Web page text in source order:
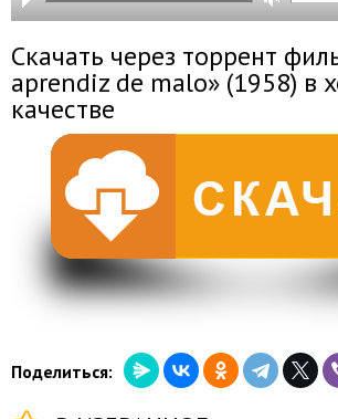
Скачать через торрент
aprendiz de malo» (1958) в
качестве
Поделиться: